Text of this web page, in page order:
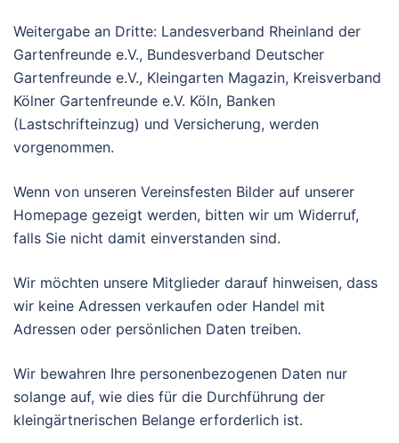
Weitergabe an Dritte: Landesverband Rheinland der
Gartenfreunde e.V., Bundesverband Deutscher
Gartenfreunde e.V., Kleingarten Magazin, Kreisverband
Kölner Gartenfreunde e.V. Köln, Banken
(Lastschrifteinzug) und Versicherung, werden
vorgenommen.
Wenn von unseren Vereinsfesten Bilder auf unserer
Homepage gezeigt werden, bitten wir um Widerruf,
falls Sie nicht damit einverstanden sind.
Wir möchten unsere Mitglieder darauf hinweisen, dass
wir keine Adressen verkaufen oder Handel mit
Adressen oder persönlichen Daten treiben.
Wir bewahren Ihre personenbezogenen Daten nur
solange auf, wie dies für die Durchführung der
kleingärtnerischen Belange erforderlich ist.